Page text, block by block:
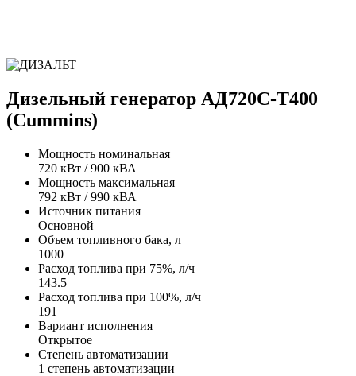
Дизельный генератор АД720С-Т400
(Cummins)
Мощность номинальная
720 кВт / 900 кВА
Мощность максимальная
792 кВт / 990 кВА
Источник питания
Основной
Объем топливного бака, л
1000
Расход топлива при 75%, л/ч
143.5
Расход топлива при 100%, л/ч
191
Вариант исполнения
Открытое
Степень автоматизации
1 степень автоматизации